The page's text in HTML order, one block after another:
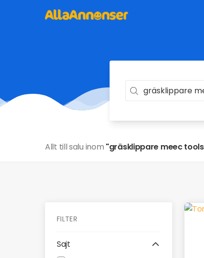
Allt till salu inom "gräsklippare meec
FILTER
Sajt